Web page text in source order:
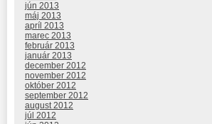
jún 2013
máj 2013
apríl 2013
marec 2013
február 2013
január 2013
december 2012
november 2012
október 2012
september 2012
august 2012
júl 2012